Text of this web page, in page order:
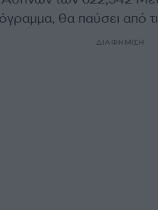
θα παύσει από
ΔΙΑΦΗΜΙΣΗ